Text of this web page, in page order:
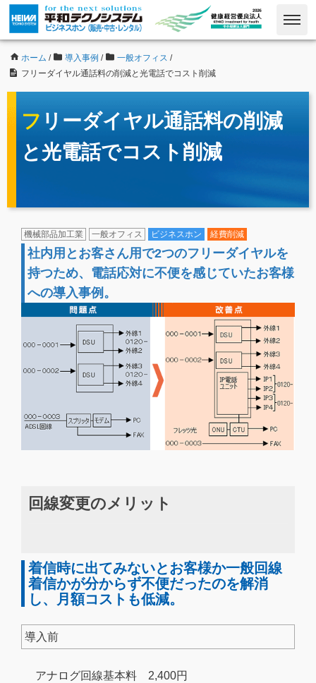
ホーム / 導入事例 / 一般オフィス /
フリーダイヤル通話料の削減と光電話でコスト削減
フリーダイヤル通話料の削減
と光電話でコスト削減
機械部品加工業 一般オフィス ビジネスホン 経費削減
社内用とお客さん用で2つのフリーダイヤルを
持つため、電話応対に不便を感じていたお客様
への導入事例。
回線変更のメリット
着信時に出てみないとお客様か一般回線
着信かが分からず不便だったのを解消
し、月額コストも低減。
導入前
アナログ回線基本料 2,400円